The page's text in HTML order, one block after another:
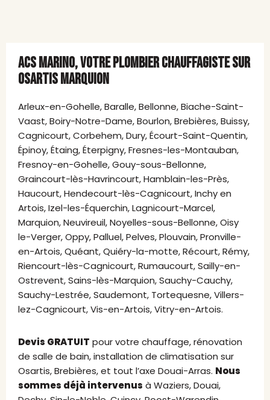
ACS MARINO, VOTRE PLOMBIER CHAUFFAGISTE SUR
OSARTIS MARQUION
Arleux-en-Gohelle, Baralle, Bellonne, Biache-Saint-
Vaast, Boiry-Notre-Dame, Bourlon, Brebières, Buissy,
Cagnicourt, Corbehem, Dury, Écourt-Saint-Quentin,
Épinoy, Étaing, Éterpigny, Fresnes-les-Montauban,
Fresnoy-en-Gohelle, Gouy-sous-Bellonne,
Graincourt-lès-Havrincourt, Hamblain-les-Près,
Haucourt, Hendecourt-lès-Cagnicourt, Inchy en
Artois, Izel-les-Équerchin, Lagnicourt-Marcel,
Marquion, Neuvireuil, Noyelles-sous-Bellonne, Oisy
le-Verger, Oppy, Palluel, Pelves, Plouvain, Pronville-
en-Artois, Quéant, Quiéry-la-motte, Récourt, Rémy,
Riencourt-lès-Cagnicourt, Rumaucourt, Sailly-en-
Ostrevent, Sains-lès-Marquion, Sauchy-Cauchy,
Sauchy-Lestrée, Saudemont, Tortequesne, Villers-
lez-Cagnicourt, Vis-en-Artois, Vitry-en-Artois.
Devis GRATUIT pour votre chauffage, rénovation
de salle de bain, installation de climatisation sur
Osartis, Brebières, et tout l’axe Douai-Arras. Nous
sommes déjà intervenus à Waziers, Douai,